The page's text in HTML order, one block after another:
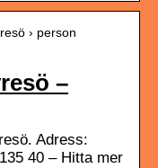
› person
–
Adress:
40 – Hitta mer